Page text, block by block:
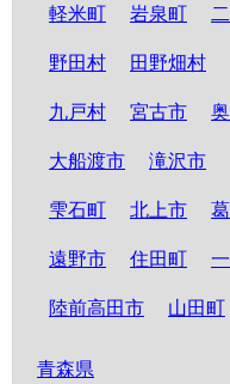
軽米町
岩泉町
野田村 田野畑村
九戸村 宮古市
大船渡市 滝沢市
雫石町 北上市
遠野市 住田町
陸前高田市 山田町
青森県